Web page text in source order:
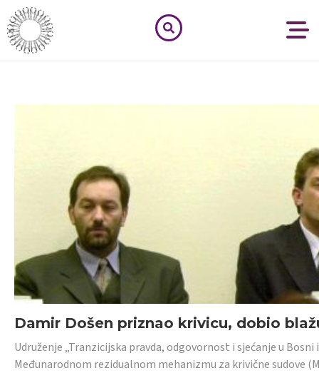
Damir Došen priznao krivicu, dobio
Udruženje „Tranzicijska pravda, odgovornost i sjećanje u
Međunarodnom rezidualnom mehanizmu za krivične sudove